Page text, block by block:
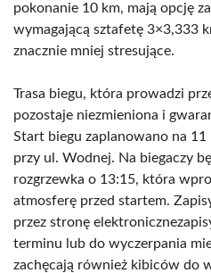
pokonanie 10 km, mają opcję
wymagającą sztafetę 3×3,333
znacznie mniej stresujące.
Trasa biegu, która prowadzi
pozostaje niezmieniona i
Start biegu zaplanowano na
przy ul. Wodnej. Na biegaczy
rozgrzewka o 13:15, która
atmosferę przed startem.
przez stronę
terminu lub do wyczerpania
zachęcają również kibiców do